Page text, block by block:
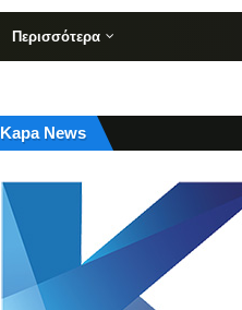
Περισσότερα
Kapa News